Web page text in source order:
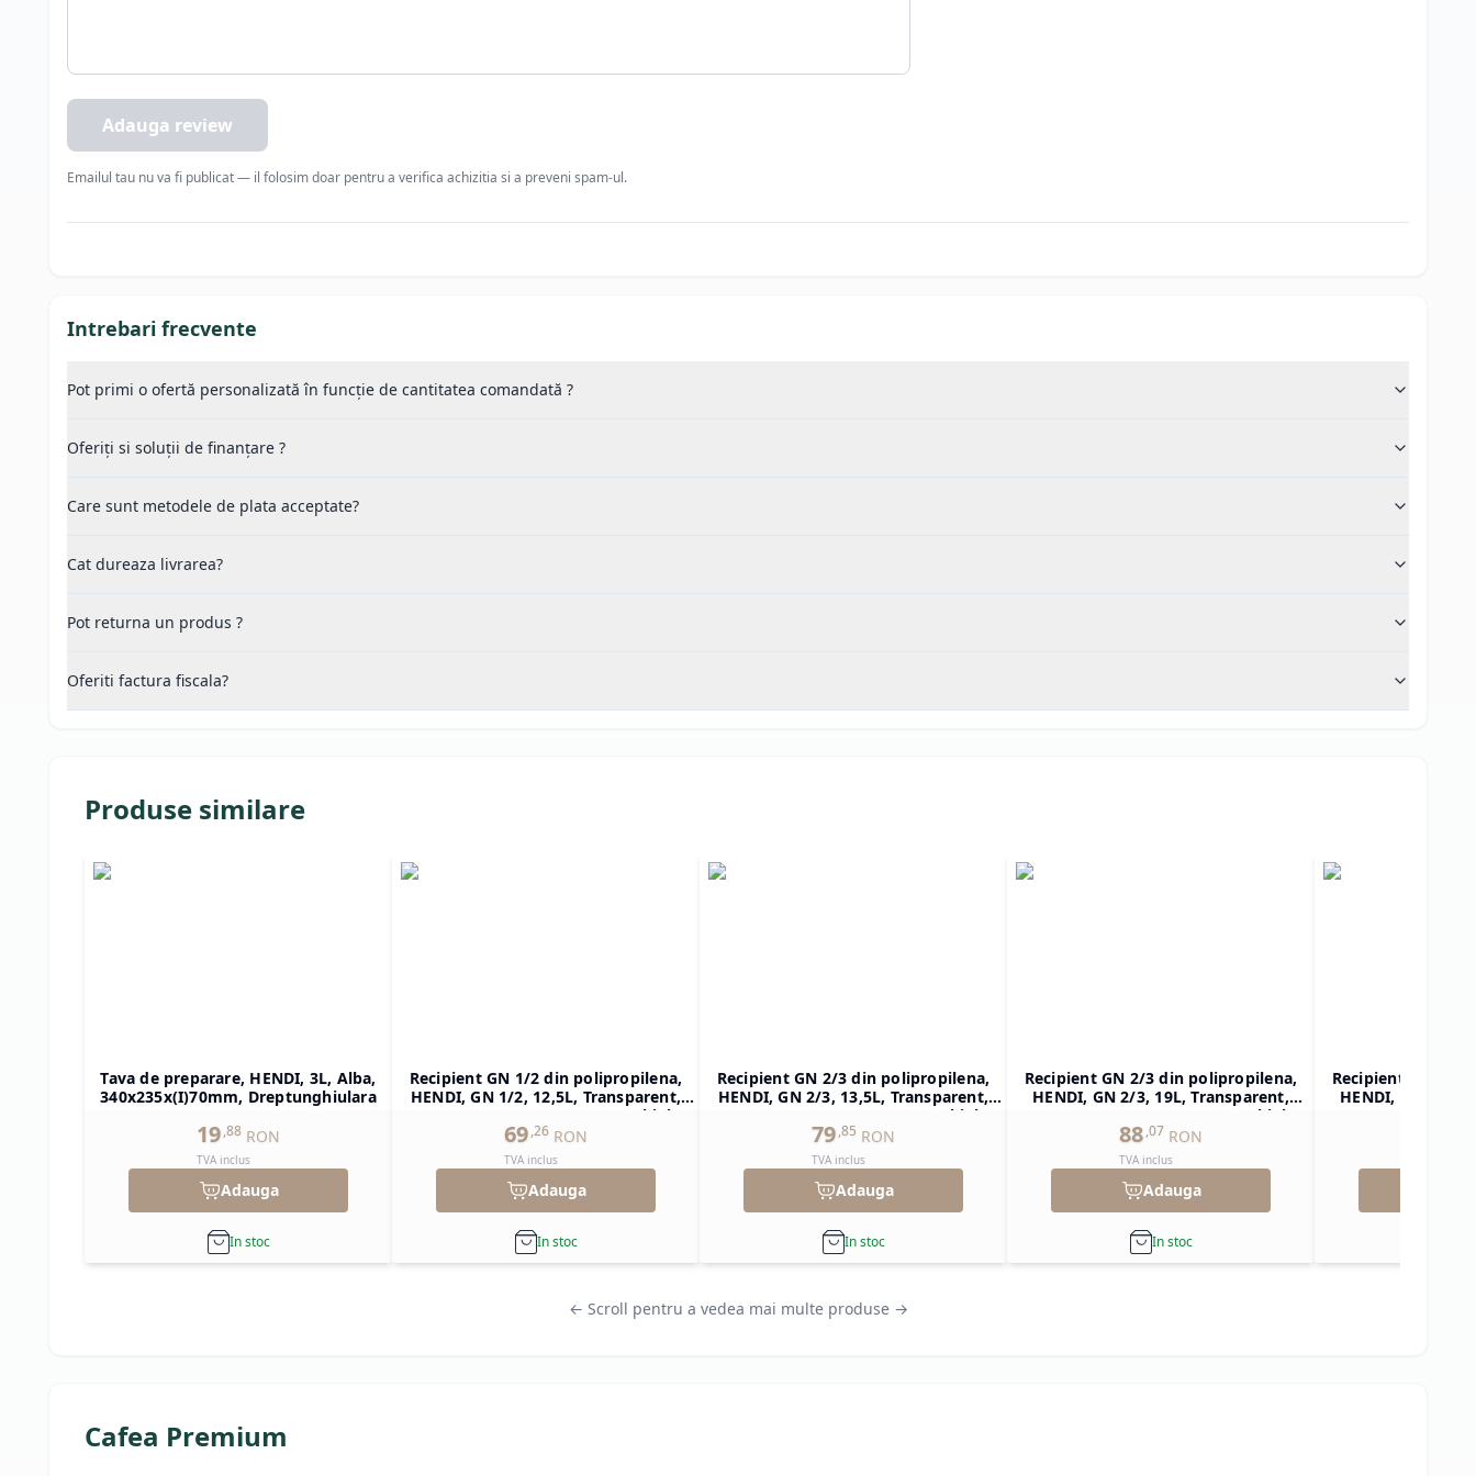
Adauga review
Emailul tau nu va fi publicat — il folosim doar pentru a verifica achizitia si a preveni spam-ul.
Intrebari frecvente
Pot primi o ofertă personalizată în funcție de cantitatea comandată ?
Oferiți si soluții de finanțare ?
Care sunt metodele de plata acceptate?
Cat dureaza livrarea?
Pot returna un produs ?
Oferiti factura fiscala?
Produse similare
Tava de preparare, HENDI, 3L, Alba,
340x235x(I)70mm, Dreptunghiulara
19,88 RON
TVA inclus
Adauga
In stoc
Recipient GN 1/2 din polipropilena,
HENDI, GN 1/2, 12,5L, Transparent,
325x265x(H)200mm, Dreptunghiular
69,26 RON
TVA inclus
Adauga
In stoc
Recipient GN 2/3 din polipropilena,
HENDI, GN 2/3, 13,5L, Transparent,
354x325x(H)150mm, Dreptunghiular
79,85 RON
TVA inclus
Adauga
In stoc
Recipient GN 2/3 din polipropilena,
HENDI, GN 2/3, 19L, Transparent,
354x325x(H)200mm, Dreptunghiular
88,07 RON
TVA inclus
Adauga
In stoc
Recipient GN 1/2
HENDI, GN 1/2,
← Scroll pentru a vedea mai multe produse →
Cafea Premium